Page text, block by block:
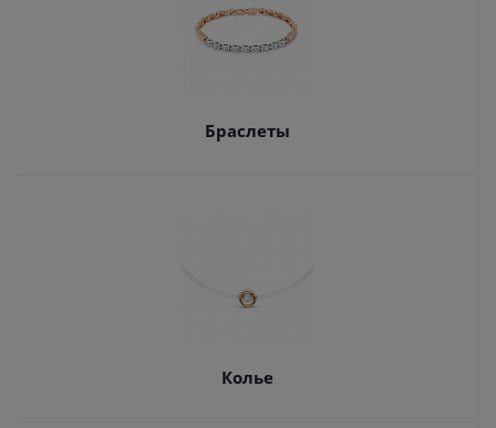
Браслеты
Колье